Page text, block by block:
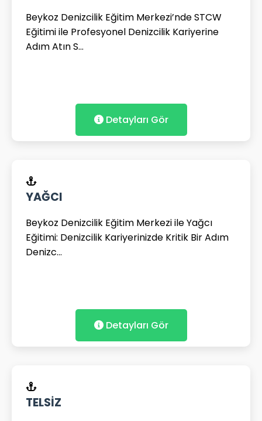
Beykoz Denizcilik Eğitim Merkezi’nde STCW
Eğitimi ile Profesyonel Denizcilik Kariyerine
Adım Atın S...
Detayları Gör
YAĞCI
Beykoz Denizcilik Eğitim Merkezi ile Yağcı
Eğitimi: Denizcilik Kariyerinizde Kritik Bir Adım
Denizc...
Detayları Gör
TELSİZ